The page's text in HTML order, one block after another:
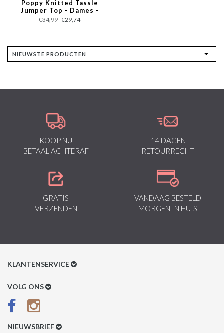
Poppy Knitted Tassle
Jumper Top - Dames -
Roze
€34,99 €29,74
KOOP NU
BETAAL ACHTERAF
14 DAGEN
RETOURRECHT
GRATIS
VERZENDEN
VANDAAG BESTELD
MORGEN IN HUIS
KLANTENSERVICE
Klantenservice
Betaalmethoden
VOLG ONS
NIEUWSBRIEF